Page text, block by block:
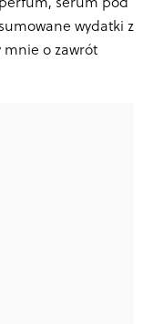
wydatki z
mnie o zawrót